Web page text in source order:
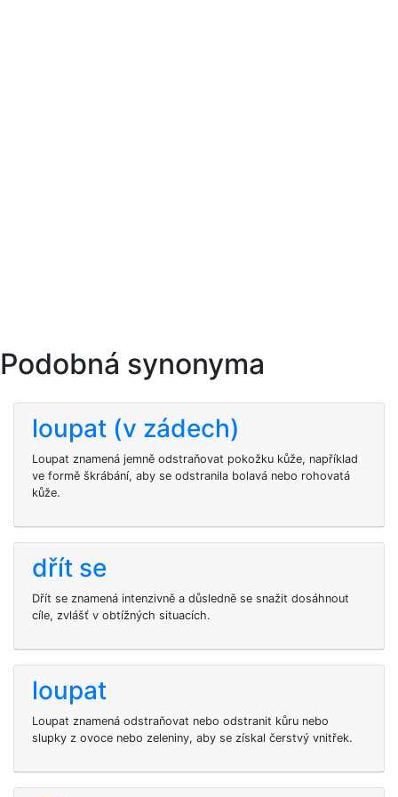
Podobná synonyma
loupat (v zádech)
Loupat znamená jemně odstraňovat pokožku kůže, například
ve formě škrábání, aby se odstranila bolavá nebo rohovatá
kůže.
dřít se
Dřít se znamená intenzivně a důsledně se snažit dosáhnout
cíle, zvlášť v obtížných situacích.
loupat
Loupat znamená odstraňovat nebo odstranit kůru nebo
slupky z ovoce nebo zeleniny, aby se získal čerstvý vnitřek.